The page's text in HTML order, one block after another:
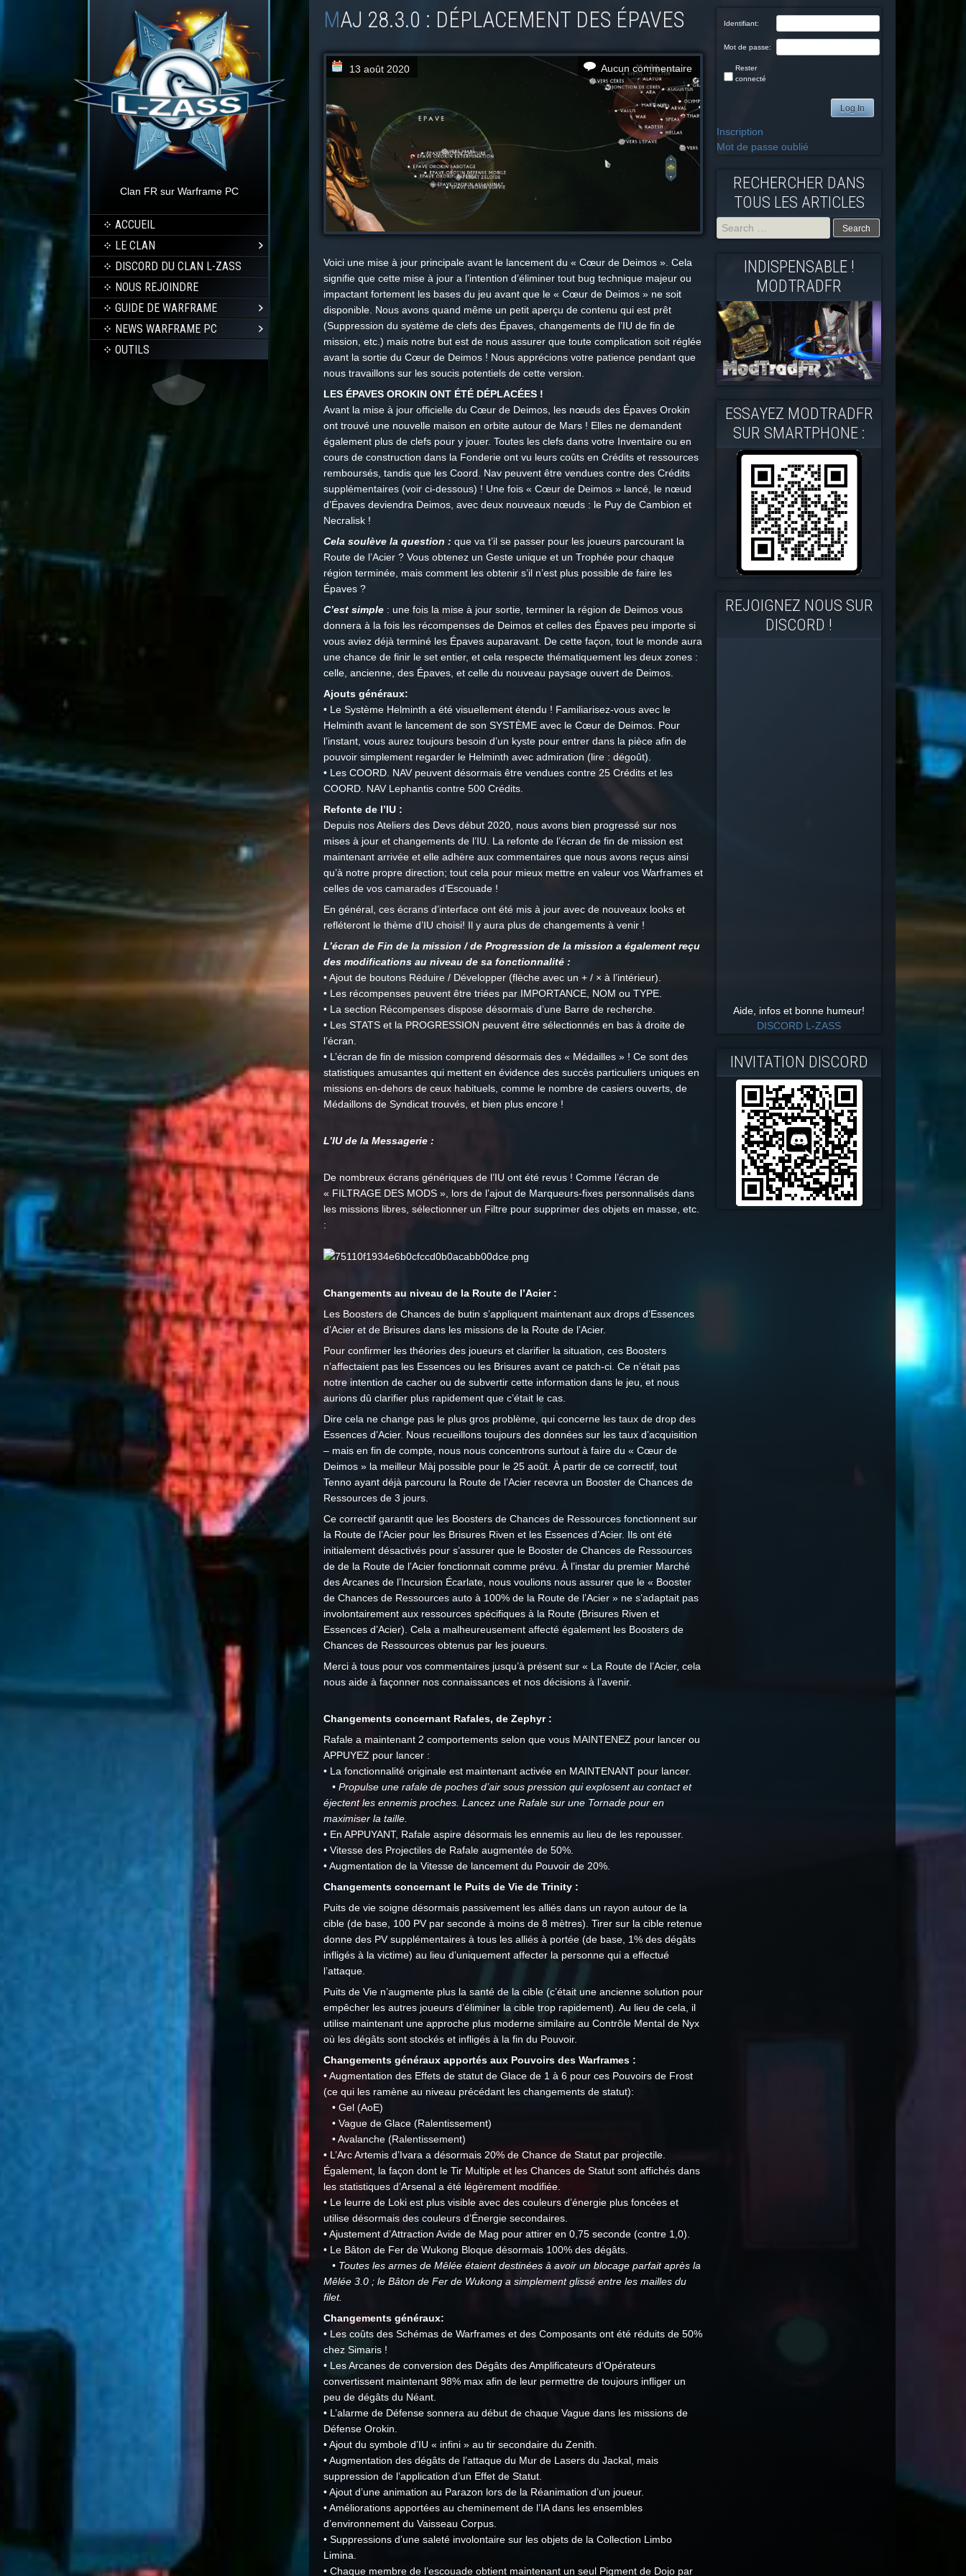
Clan FR sur Warframe PC
ACCUEIL
LE CLAN
DISCORD DU CLAN L-ZASS
NOUS REJOINDRE
GUIDE DE WARFRAME
NEWS WARFRAME PC
OUTILS
MAJ 28.3.0 : DÉPLACEMENT DES ÉPAVES
13 août 2020 Aucun commentaire
Voici une mise à jour principale avant le lancement du « Cœur de Deimos ». Cela
signifie que cette mise à jour a l’intention d’éliminer tout bug technique majeur ou
impactant fortement les bases du jeu avant que le « Cœur de Deimos » ne soit
disponible. Nous avons quand même un petit aperçu de contenu qui est prêt
(Suppression du système de clefs des Épaves, changements de l’IU de fin de
mission, etc.) mais notre but est de nous assurer que toute complication soit réglée
avant la sortie du Cœur de Deimos ! Nous apprécions votre patience pendant que
nous travaillons sur les soucis potentiels de cette version.
LES ÉPAVES OROKIN ONT ÉTÉ DÉPLACÉES !
Avant la mise à jour officielle du Cœur de Deimos, les nœuds des Épaves Orokin
ont trouvé une nouvelle maison en orbite autour de Mars ! Elles ne demandent
également plus de clefs pour y jouer. Toutes les clefs dans votre Inventaire ou en
cours de construction dans la Fonderie ont vu leurs coûts en Crédits et ressources
remboursés, tandis que les Coord. Nav peuvent être vendues contre des Crédits
supplémentaires (voir ci-dessous) ! Une fois « Cœur de Deimos » lancé, le nœud
d’Épaves deviendra Deimos, avec deux nouveaux nœuds : le Puy de Cambion et
Necralisk !
Cela soulève la question : que va t’il se passer pour les joueurs parcourant la
Route de l’Acier ? Vous obtenez un Geste unique et un Trophée pour chaque
région terminée, mais comment les obtenir s’il n’est plus possible de faire les
Épaves ?
C’est simple : une fois la mise à jour sortie, terminer la région de Deimos vous
donnera à la fois les récompenses de Deimos et celles des Épaves peu importe si
vous aviez déjà terminé les Épaves auparavant. De cette façon, tout le monde aura
une chance de finir le set entier, et cela respecte thématiquement les deux zones :
celle, ancienne, des Épaves, et celle du nouveau paysage ouvert de Deimos.
Ajouts généraux:
• Le Système Helminth a été visuellement étendu ! Familiarisez-vous avec le
Helminth avant le lancement de son SYSTÈME avec le Cœur de Deimos. Pour
l’instant, vous aurez toujours besoin d’un kyste pour entrer dans la pièce afin de
pouvoir simplement regarder le Helminth avec admiration (lire : dégoût).
• Les COORD. NAV peuvent désormais être vendues contre 25 Crédits et les
COORD. NAV Lephantis contre 500 Crédits.
Refonte de l’IU :
Depuis nos Ateliers des Devs début 2020, nous avons bien progressé sur nos
mises à jour et changements de l’IU. La refonte de l’écran de fin de mission est
maintenant arrivée et elle adhère aux commentaires que nous avons reçus ainsi
qu’à notre propre direction; tout cela pour mieux mettre en valeur vos Warframes et
celles de vos camarades d’Escouade !
En général, ces écrans d’interface ont été mis à jour avec de nouveaux looks et
refléteront le thème d’IU choisi! Il y aura plus de changements à venir !
L’écran de Fin de la mission / de Progression de la mission a également reçu
des modifications au niveau de sa fonctionnalité :
• Ajout de boutons Réduire / Développer (flèche avec un + / × à l’intérieur).
• Les récompenses peuvent être triées par IMPORTANCE, NOM ou TYPE.
• La section Récompenses dispose désormais d’une Barre de recherche.
• Les STATS et la PROGRESSION peuvent être sélectionnés en bas à droite de
l’écran.
• L’écran de fin de mission comprend désormais des « Médailles » ! Ce sont des
statistiques amusantes qui mettent en évidence des succès particuliers uniques en
missions en-dehors de ceux habituels, comme le nombre de casiers ouverts, de
Médaillons de Syndicat trouvés, et bien plus encore !
L’IU de la Messagerie :
De nombreux écrans génériques de l’IU ont été revus ! Comme l’écran de
« FILTRAGE DES MODS », lors de l’ajout de Marqueurs-fixes personnalisés dans
les missions libres, sélectionner un Filtre pour supprimer des objets en masse, etc.
:
Changements au niveau de la Route de l’Acier :
Les Boosters de Chances de butin s’appliquent maintenant aux drops d’Essences
d’Acier et de Brisures dans les missions de la Route de l’Acier.
Pour confirmer les théories des joueurs et clarifier la situation, ces Boosters
n’affectaient pas les Essences ou les Brisures avant ce patch-ci. Ce n’était pas
notre intention de cacher ou de subvertir cette information dans le jeu, et nous
aurions dû clarifier plus rapidement que c’était le cas.
Dire cela ne change pas le plus gros problème, qui concerne les taux de drop des
Essences d’Acier. Nous recueillons toujours des données sur les taux d’acquisition
– mais en fin de compte, nous nous concentrons surtout à faire du « Cœur de
Deimos » la meilleur Màj possible pour le 25 août. À partir de ce correctif, tout
Tenno ayant déjà parcouru la Route de l’Acier recevra un Booster de Chances de
Ressources de 3 jours.
Ce correctif garantit que les Boosters de Chances de Ressources fonctionnent sur
la Route de l’Acier pour les Brisures Riven et les Essences d’Acier. Ils ont été
initialement désactivés pour s’assurer que le Booster de Chances de Ressources
de de la Route de l’Acier fonctionnait comme prévu. À l’instar du premier Marché
des Arcanes de l’Incursion Écarlate, nous voulions nous assurer que le « Booster
de Chances de Ressources auto à 100% de la Route de l’Acier » ne s’adaptait pas
involontairement aux ressources spécifiques à la Route (Brisures Riven et
Essences d’Acier). Cela a malheureusement affecté également les Boosters de
Chances de Ressources obtenus par les joueurs.
Merci à tous pour vos commentaires jusqu’à présent sur « La Route de l’Acier, cela
nous aide à façonner nos connaissances et nos décisions à l’avenir.
Changements concernant Rafales, de Zephyr :
Rafale a maintenant 2 comportements selon que vous MAINTENEZ pour lancer ou
APPUYEZ pour lancer :
• La fonctionnalité originale est maintenant activée en MAINTENANT pour lancer.
• Propulse une rafale de poches d’air sous pression qui explosent au contact et
éjectent les ennemis proches. Lancez une Rafale sur une Tornade pour en
maximiser la taille.
• En APPUYANT, Rafale aspire désormais les ennemis au lieu de les repousser.
• Vitesse des Projectiles de Rafale augmentée de 50%.
• Augmentation de la Vitesse de lancement du Pouvoir de 20%.
Changements concernant le Puits de Vie de Trinity :
Puits de vie soigne désormais passivement les alliés dans un rayon autour de la
cible (de base, 100 PV par seconde à moins de 8 mètres). Tirer sur la cible retenue
donne des PV supplémentaires à tous les alliés à portée (de base, 1% des dégâts
infligés à la victime) au lieu d’uniquement affecter la personne qui a effectué
l’attaque.
Puits de Vie n’augmente plus la santé de la cible (c’était une ancienne solution pour
empêcher les autres joueurs d’éliminer la cible trop rapidement). Au lieu de cela, il
utilise maintenant une approche plus moderne similaire au Contrôle Mental de Nyx
où les dégâts sont stockés et infligés à la fin du Pouvoir.
Changements généraux apportés aux Pouvoirs des Warframes :
• Augmentation des Effets de statut de Glace de 1 à 6 pour ces Pouvoirs de Frost
(ce qui les ramène au niveau précédant les changements de statut):
• Gel (AoE)
• Vague de Glace (Ralentissement)
• Avalanche (Ralentissement)
• L’Arc Artemis d’Ivara a désormais 20% de Chance de Statut par projectile.
Également, la façon dont le Tir Multiple et les Chances de Statut sont affichés dans
les statistiques d’Arsenal a été légèrement modifiée.
• Le leurre de Loki est plus visible avec des couleurs d’énergie plus foncées et
utilise désormais des couleurs d’Énergie secondaires.
• Ajustement d’Attraction Avide de Mag pour attirer en 0,75 seconde (contre 1,0).
• Le Bâton de Fer de Wukong Bloque désormais 100% des dégâts.
• Toutes les armes de Mêlée étaient destinées à avoir un blocage parfait après la
Mêlée 3.0 ; le Bâton de Fer de Wukong a simplement glissé entre les mailles du
filet.
Changements généraux:
• Les coûts des Schémas de Warframes et des Composants ont été réduits de 50%
chez Simaris !
• Les Arcanes de conversion des Dégâts des Amplificateurs d’Opérateurs
convertissent maintenant 98% max afin de leur permettre de toujours infliger un
peu de dégâts du Néant.
• L’alarme de Défense sonnera au début de chaque Vague dans les missions de
Défense Orokin.
• Ajout du symbole d’IU « infini » au tir secondaire du Zenith.
• Augmentation des dégâts de l’attaque du Mur de Lasers du Jackal, mais
suppression de l’application d’un Effet de Statut.
• Ajout d’une animation au Parazon lors de la Réanimation d’un joueur.
• Améliorations apportées au cheminement de l’IA dans les ensembles
d’environnement du Vaisseau Corpus.
• Suppressions d’une saleté involontaire sur les objets de la Collection Limbo
Limina.
• Chaque membre de l’escouade obtient maintenant un seul Pigment de Dojo par
Identifiant:
Mot de passe:
Rester
connecté
Log In
Inscription
Mot de passe oublié
RECHERCHER DANS
TOUS LES ARTICLES
Search
for:
INDISPENSABLE !
MODTRADFR
ESSAYEZ MODTRADFR
SUR SMARTPHONE :
REJOIGNEZ NOUS SUR
DISCORD !
Aide, infos et bonne humeur!
DISCORD L-ZASS
INVITATION DISCORD